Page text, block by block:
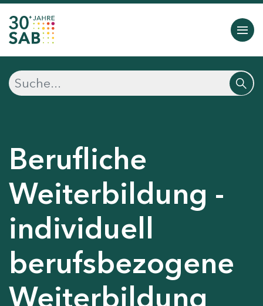
Berufliche
Weiterbildung -
individuell
berufsbezogene
Weiterbildung